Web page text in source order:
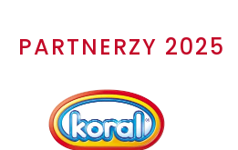
PARTNERZY 2025